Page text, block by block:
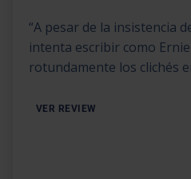
“A pesar de la insistencia
intenta escribir como
rotundamente los clichés
VER REVIEW